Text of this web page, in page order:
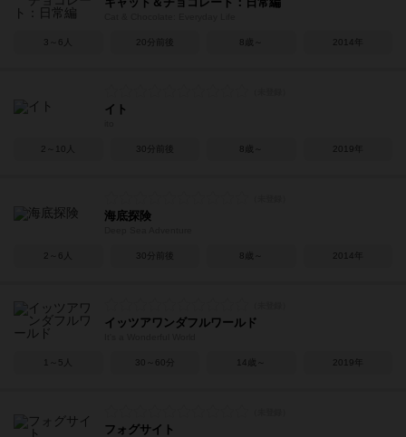
3～6人 20分前後 8歳～ 2014年
イト
2～10人 30分前後 8歳～ 2019年
海底探険
2～6人 30分前後 8歳～ 2014年
イッツアワンダフルワールド
1～5人 30～60分 14歳～ 2019年
フォグサイト